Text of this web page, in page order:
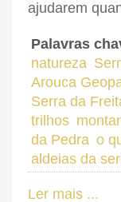
ajudarem
Palavras
natureza
Arouca
Serra da
trilhos
da Pedra o
aldeias da
Ler mais ...